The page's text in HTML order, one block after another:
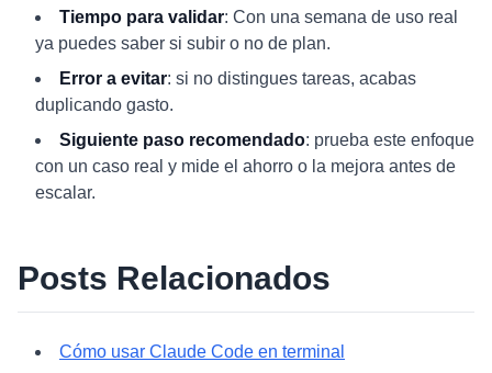
Tiempo para validar: Con una semana de uso real
ya puedes saber si subir o no de plan.
Error a evitar: si no distingues tareas, acabas
duplicando gasto.
Siguiente paso recomendado: prueba este enfoque
con un caso real y mide el ahorro o la mejora antes de
escalar.
Posts Relacionados
Cómo usar Claude Code en terminal